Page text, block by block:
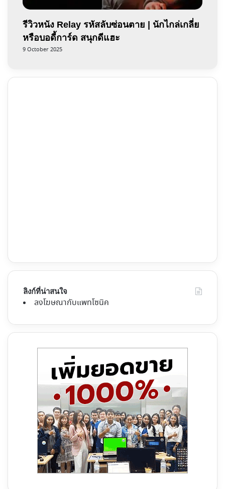
รีวิวหนัง Relay รหัสลับซ่อนตาย | นักไกล่เกลี่ย
หรือบอดี้การ์ด สนุกดีแฮะ
9 October 2025
ลิงก์ที่น่าสนใจ
ลงโฆษณากับแพทโซนิค